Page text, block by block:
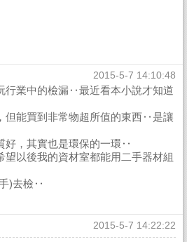
2015-5-7 14:10:48
行業中的檢漏‥最近看本小說才知道
但能買到非常物超所值的東西‥是讓
好，其實也是環保的一環‥
望以後我的資材室都能用二手器材組
)去檢‥
2015-5-7 14:22:22